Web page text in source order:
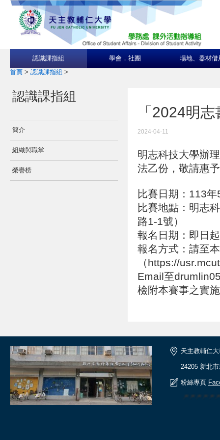
認識課指組 學會．社團 場地、器材借
首頁 > 認識課指組 >
認識課指組
簡介
組織與職掌
榮譽榜
「2024明
2024-04-11
明志科技大學辦
法乙份，敬請惠
比賽日期：113
比賽地點：明志
路1-1號）
報名日期：即日
報名方式：請至
（https://
Email至
檢附本賽事之實
天主教輔仁
24205 新北
粉絲專頁